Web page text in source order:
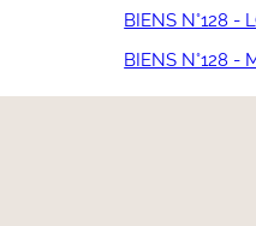
BIENS N°128 -
BIENS N°128 -